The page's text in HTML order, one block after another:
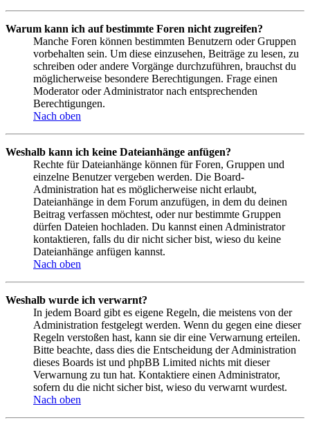
Warum kann ich auf bestimmte Foren nicht zugreifen?
Manche Foren können bestimmten Benutzern oder Gruppen
vorbehalten sein. Um diese einzusehen, Beiträge zu lesen, zu
schreiben oder andere Vorgänge durchzuführen, brauchst du
möglicherweise besondere Berechtigungen. Frage einen
Moderator oder Administrator nach entsprechenden
Berechtigungen.
Nach oben
Weshalb kann ich keine Dateianhänge anfügen?
Rechte für Dateianhänge können für Foren, Gruppen und
einzelne Benutzer vergeben werden. Die Board-
Administration hat es möglicherweise nicht erlaubt,
Dateianhänge in dem Forum anzufügen, in dem du deinen
Beitrag verfassen möchtest, oder nur bestimmte Gruppen
dürfen Dateien hochladen. Du kannst einen Administrator
kontaktieren, falls du dir nicht sicher bist, wieso du keine
Dateianhänge anfügen kannst.
Nach oben
Weshalb wurde ich verwarnt?
In jedem Board gibt es eigene Regeln, die meistens von der
Administration festgelegt werden. Wenn du gegen eine dieser
Regeln verstoßen hast, kann sie dir eine Verwarnung erteilen.
Bitte beachte, dass dies die Entscheidung der Administration
dieses Boards ist und phpBB Limited nichts mit dieser
Verwarnung zu tun hat. Kontaktiere einen Administrator,
sofern du die nicht sicher bist, wieso du verwarnt wurdest.
Nach oben